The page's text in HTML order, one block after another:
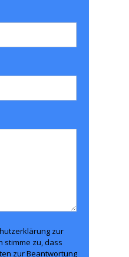
zur
stimme zu, dass
zur Beantwortung